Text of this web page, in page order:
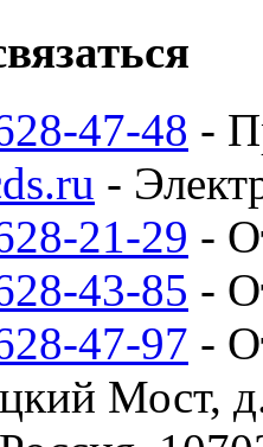
47-48 -
-
21-29 -
43-85 -
47-97 -
Мост,